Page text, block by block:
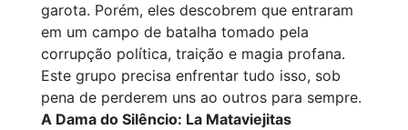
garota. Porém, eles descobrem que entraram
em um campo de batalha tomado pela
corrupção política, traição e magia profana.
Este grupo precisa enfrentar tudo isso, sob
pena de perderem uns ao outros para sempre.
A Dama do Silêncio: La Mataviejitas